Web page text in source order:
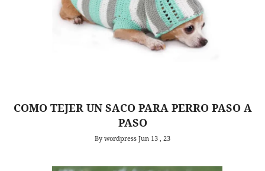
COMO TEJER UN SACO PARA PERRO PASO A
PASO
By wordpress Jun 13 , 23